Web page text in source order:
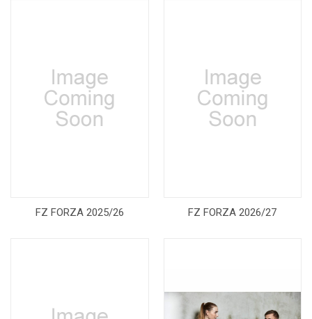
FZ FORZA 2025/26 FZ FORZA 2026/27